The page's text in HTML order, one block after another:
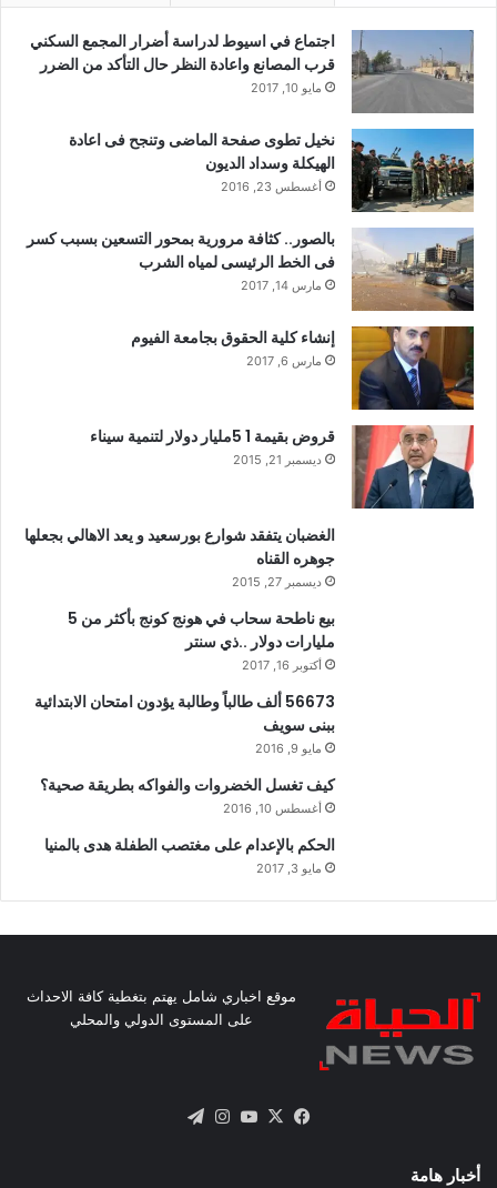
اجتماع في اسيوط لدراسة أضرار المجمع السكني
قرب المصانع واعادة النظر حال التأكد من الضرر
مايو 10, 2017
نخيل تطوى صفحة الماضى وتنجح فى اعادة
الهيكلة وسداد الديون
أغسطس 23, 2016
بالصور.. كثافة مرورية بمحور التسعين بسبب كسر
فى الخط الرئيسى لمياه الشرب
مارس 14, 2017
إنشاء كلية الحقوق بجامعة الفيوم
مارس 6, 2017
قروض بقيمة 1 5مليار دولار لتنمية سيناء
ديسمبر 21, 2015
الغضبان يتفقد شوارع بورسعيد و يعد الاهالي بجعلها
جوهره القناه
ديسمبر 27, 2015
بيع ناطحة سحاب في هونج كونج بأكثر من 5
مليارات دولار ..ذي سنتر
أكتوبر 16, 2017
56673 ألف طالباً وطالبة يؤدون امتحان الابتدائية
ببنى سويف
مايو 9, 2016
كيف تغسل الخضروات والفواكه بطريقة صحية؟
أغسطس 10, 2016
الحكم بالإعدام على مغتصب الطفلة هدى بالمنيا
مايو 3, 2017
موقع اخباري شامل يهتم بتغطية كافة الاحداث
على المستوى الدولي والمحلي
فيسبوك
X يوتيوبانستقرام
أخبار هامة